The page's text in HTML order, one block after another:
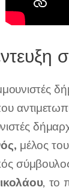
μέλος
, το